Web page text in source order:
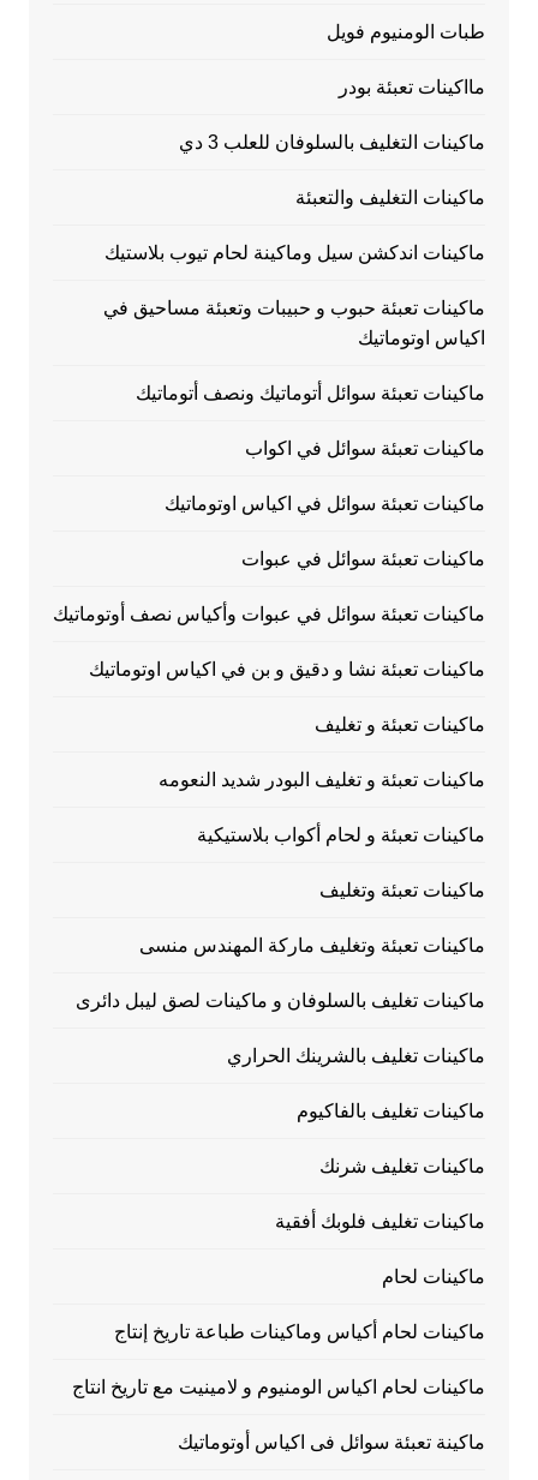
طبات الومنيوم فويل
مااكينات تعبئة بودر
ماكينات التغليف بالسلوفان للعلب 3 دي
ماكينات التغليف والتعبئة
ماكينات اندكشن سيل وماكينة لحام تيوب بلاستيك
ماكينات تعبئة حبوب و حبيبات وتعبئة مساحيق في
اكياس اوتوماتيك
ماكينات تعبئة سوائل أتوماتيك ونصف أتوماتيك
ماكينات تعبئة سوائل في اكواب
ماكينات تعبئة سوائل في اكياس اوتوماتيك
ماكينات تعبئة سوائل في عبوات
ماكينات تعبئة سوائل في عبوات وأكياس نصف أوتوماتيك
ماكينات تعبئة نشا و دقيق و بن في اكياس اوتوماتيك
ماكينات تعبئة و تغليف
ماكينات تعبئة و تغليف البودر شديد النعومه
ماكينات تعبئة و لحام أكواب بلاستيكية
ماكينات تعبئة وتغليف
ماكينات تعبئة وتغليف ماركة المهندس منسى
ماكينات تغليف بالسلوفان و ماكينات لصق ليبل دائرى
ماكينات تغليف بالشرينك الحراري
ماكينات تغليف بالفاكيوم
ماكينات تغليف شرنك
ماكينات تغليف فلوبك أفقية
ماكينات لحام
ماكينات لحام أكياس وماكينات طباعة تاريخ إنتاج
ماكينات لحام اكياس الومنيوم و لامينيت مع تاريخ انتاج
ماكينة تعبئة سوائل فى اكياس أوتوماتيك